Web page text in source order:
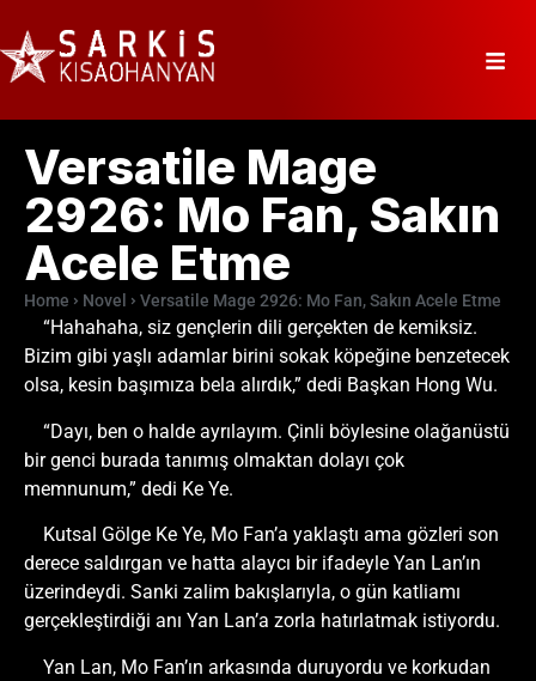
Versatile Mage
2926: Mo Fan, Sakın
Acele Etme
Home Novel Versatile Mage 2926: Mo Fan, Sakın Acele Etme
“Hahahaha, siz gençlerin dili gerçekten de kemiksiz.
Bizim gibi yaşlı adamlar birini sokak köpeğine benzetecek
olsa, kesin başımıza bela alırdık,” dedi Başkan Hong Wu.
“Dayı, ben o halde ayrılayım. Çinli böylesine olağanüstü
bir genci burada tanımış olmaktan dolayı çok
memnunum,” dedi Ke Ye.
Kutsal Gölge Ke Ye, Mo Fan’a yaklaştı ama gözleri son
derece saldırgan ve hatta alaycı bir ifadeyle Yan Lan’ın
üzerindeydi. Sanki zalim bakışlarıyla, o gün katliamı
gerçekleştirdiği anı Yan Lan’a zorla hatırlatmak istiyordu.
Yan Lan, Mo Fan’ın arkasında duruyordu ve korkudan